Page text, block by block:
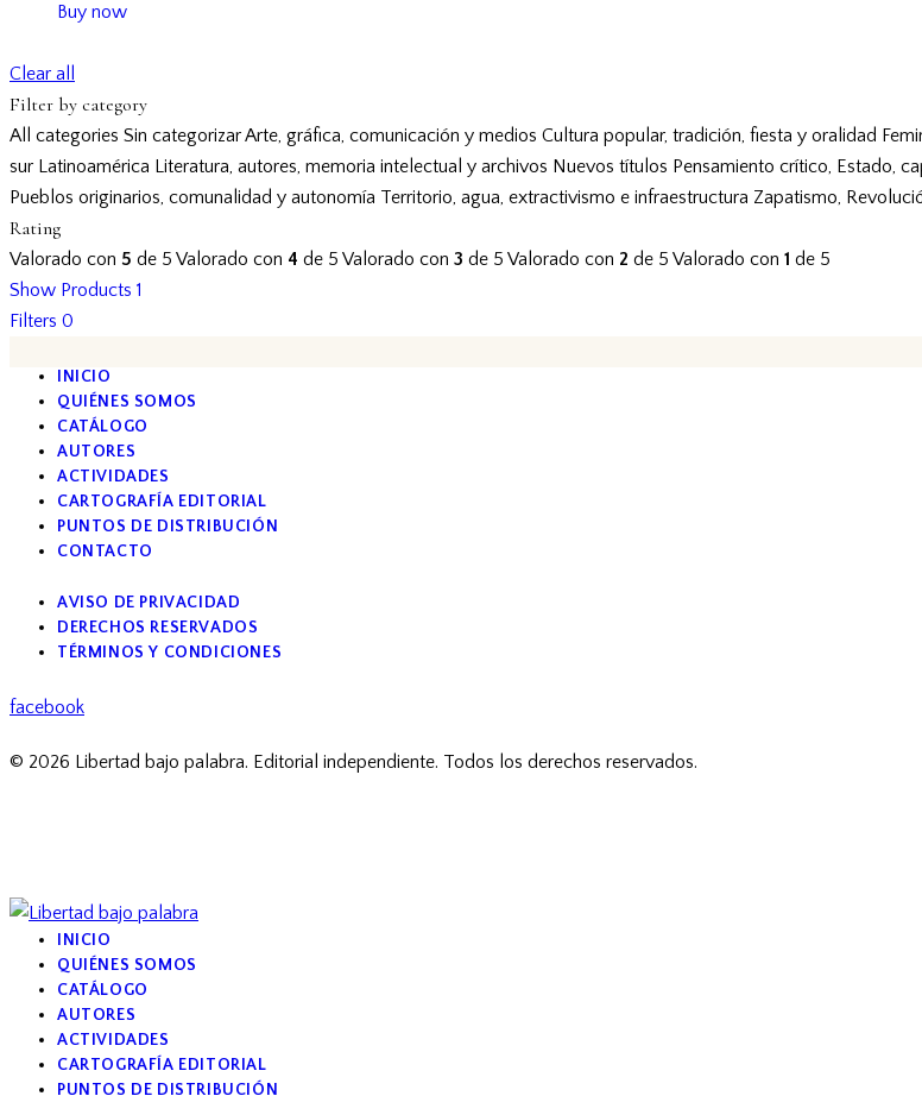
Buy now
Clear all
Filter by category
All categories Sin categorizarArte, gráfica, comunicación y medios Cultura popular, tradición, fiesta y oralidad
sur Latinoamérica Literatura, autores, memoria intelectual y archivos Nuevos títulos Pensamiento crítico, Estado,
Pueblos originarios, comunalidad y autonomía Territorio, agua, extractivismo e infraestructura Zapatismo,
Rating
Valorado con 5 de 5 Valorado con 4 de 5 Valorado con 3 de 5 Valorado con 2 de 5 Valorado con 1 de 5
Show Products 1
Filters 0
INICIO
QUIÉNES SOMOS
CATÁLOGO
AUTORES
ACTIVIDADES
CARTOGRAFÍA EDITORIAL
PUNTOS DE DISTRIBUCIÓN
CONTACTO
AVISO DE PRIVACIDAD
DERECHOS RESERVADOS
TÉRMINOS Y CONDICIONES
facebook
© 2026 Libertad bajo palabra. Editorial independiente. Todos los derechos reservados.
INICIO
QUIÉNES SOMOS
CATÁLOGO
AUTORES
ACTIVIDADES
CARTOGRAFÍA EDITORIAL
PUNTOS DE DISTRIBUCIÓN